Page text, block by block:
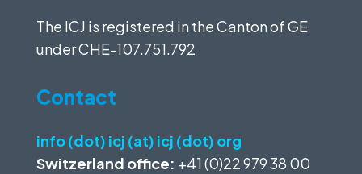
The ICJ is registered in the Canton of GE
underCHE-107.751.792
Contact
info (dot) icj (at) icj (dot) org
Switzerland office: +41 (0)22 979 38 00